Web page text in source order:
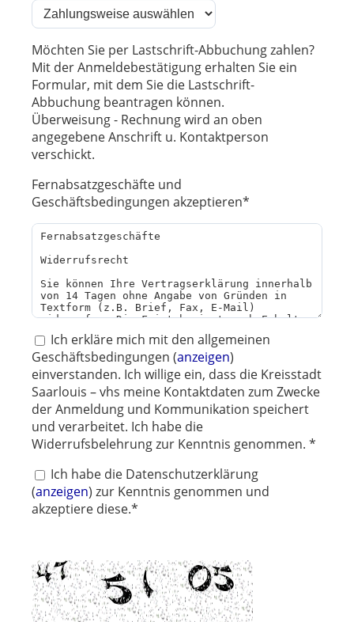
Möchten Sie per Lastschrift-Abbuchung zahlen?
Mit der Anmeldebestätigung erhalten Sie ein
Formular, mit dem Sie die Lastschrift-
Abbuchung beantragen können.
Überweisung - Rechnung wird an oben
angegebene Anschrift u. Kontaktperson
verschickt.
Fernabsatzgeschäfte und
Geschäftsbedingungen akzeptieren*
Ich erkläre mich mit den allgemeinen
Geschäftsbedingungen (anzeigen)
einverstanden. Ich willige ein, dass die Kreisstadt
Saarlouis – vhs meine Kontaktdaten zum Zwecke
der Anmeldung und Kommunikation speichert
und verarbeitet. Ich habe die
Widerrufsbelehrung zur Kenntnis genommen. *
Ich habe die Datenschutzerklärung
(anzeigen) zur Kenntnis genommen und
akzeptiere diese.*